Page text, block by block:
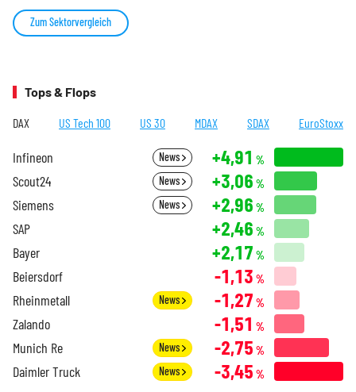
Zum Sektorvergleich
Tops & Flops
DAX US Tech 100 US 30 MDAX SDAX EuroStoxx
Infineon News +4,91 %
Scout24 News +3,06 %
Siemens News +2,96 %
SAP +2,46 %
Bayer +2,17 %
Beiersdorf -1,13 %
Rheinmetall News -1,27 %
Zalando -1,51 %
Munich Re News -2,75 %
Daimler Truck News -3,45 %